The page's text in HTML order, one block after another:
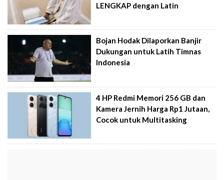
LENGKAP dengan Latin
Bojan Hodak Dilaporkan Banjir
Dukungan untuk Latih Timnas
Indonesia
4 HP Redmi Memori 256 GB dan
Kamera Jernih Harga Rp1 Jutaan,
Cocok untuk Multitasking